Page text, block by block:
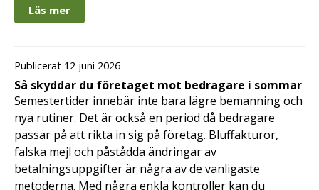
Läs mer
Publicerat 12 juni 2026
Så skyddar du företaget mot bedragare i sommar
Semestertider innebär inte bara lägre bemanning och
nya rutiner. Det är också en period då bedragare
passar på att rikta in sig på företag. Bluffakturor,
falska mejl och påstådda ändringar av
betalningsuppgifter är några av de vanligaste
metoderna. Med några enkla kontroller kan du